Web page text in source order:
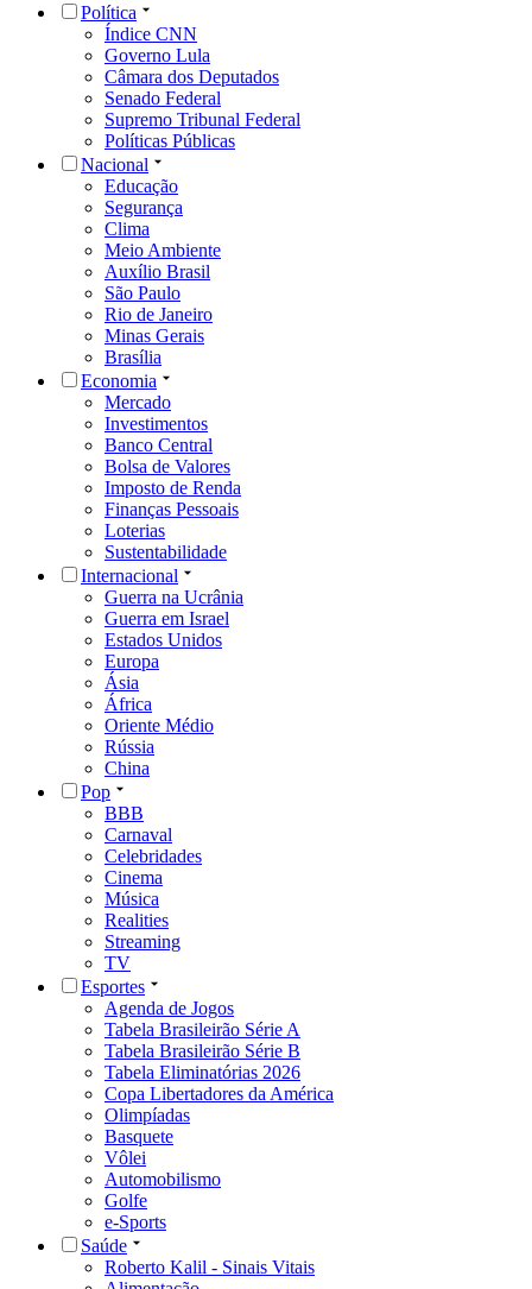
Política
Índice CNN
Governo Lula
Câmara dos Deputados
Senado Federal
Supremo Tribunal Federal
Políticas Públicas
Nacional
Educação
Segurança
Clima
Meio Ambiente
Auxílio Brasil
São Paulo
Rio de Janeiro
Minas Gerais
Brasília
Economia
Mercado
Investimentos
Banco Central
Bolsa de Valores
Imposto de Renda
Finanças Pessoais
Loterias
Sustentabilidade
Internacional
Guerra na Ucrânia
Guerra em Israel
Estados Unidos
Europa
Ásia
África
Oriente Médio
Rússia
China
Pop
BBB
Carnaval
Celebridades
Cinema
Música
Realities
Streaming
TV
Esportes
Agenda de Jogos
Tabela Brasileirão Série A
Tabela Brasileirão Série B
Tabela Eliminatórias 2026
Copa Libertadores da América
Olimpíadas
Basquete
Vôlei
Automobilismo
Golfe
e-Sports
Saúde
Roberto Kalil - Sinais Vitais